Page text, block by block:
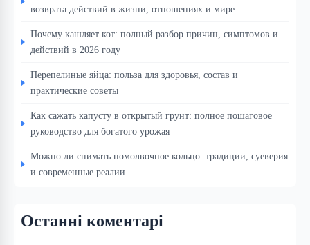
возврата действий в жизни, отношениях и мире
Почему кашляет кот: полный разбор причин, симптомов и
действий в 2026 году
Перепелиные яйца: польза для здоровья, состав и
практические советы
Как сажать капусту в открытый грунт: полное пошаговое
руководство для богатого урожая
Можно ли снимать помолвочное кольцо: традиции, суеверия
и современные реалии
Останні коментарі